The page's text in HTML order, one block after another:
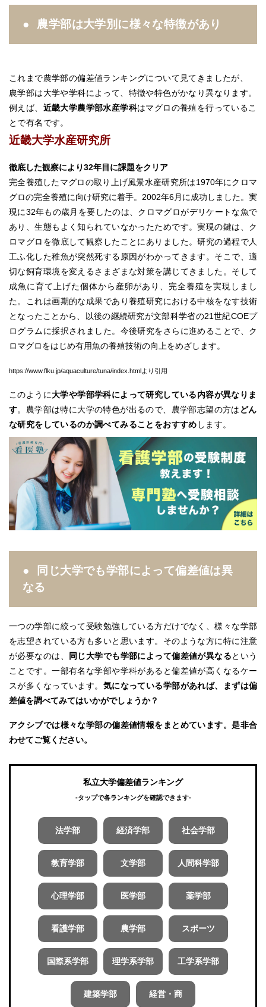
農学部は大学別に様々な特徴があり
これまで農学部の偏差値ランキングについて見てきましたが、
農学部は大学や学科によって、特徴や特色がかなり異なります。
例えば、 近畿大学農学部水産学科はマグロの養殖を行っているこ
とで有名です。
近畿大学水産研究所
徹底した観察により32年目に課題をクリア
完全養殖したマグロの取り上げ風景水産研究所は1970年にクロマ
グロの完全養殖に向け研究に着手。2002年6月に成功しました。実
現に32年もの歳月を要したのは、クロマグロがデリケートな魚で
あり、生態もよく知られていなかったためです。実現の鍵は、ク
ロマグロを徹底して観察したことにありました。研究の過程で人
工ふ化した稚魚が突然死する原因がわかってきます。そこで、適
切な飼育環境を変えるさまざまな対策を講じてきました。そして
成魚に育て上げた個体から産卵があり、完全養殖を実現しまし
た。これは画期的な成果であり養殖研究における中核をなす技術
となったことから、以後の継続研究が文部科学省の21世紀COEプ
ログラムに採択されました。今後研究をさらに進めることで、ク
ロマグロをはじめ有用魚の養殖技術の向上をめざします。
https://www.flku.jp/aquaculture/tuna/index.htmlより引用
このように大学や学部学科によって研究している内容が異なりま
す。農学部は特に大学の特色が出るので、農学部志望の方は どん
な研究をしているのか調べてみることをおすすめ します。
同じ大学でも学部によって偏差値は異
なる
一つの学部に絞って受験勉強している方だけでなく、様々な学部
を志望されている方も多いと思います。そのような方に特に注意
が必要なのは、
同じ大学でも学部によって偏差値が異なるという
ことです。一部有名な学部や学科があると偏差値が高くなるケー
スが多くなっています。 気になっている学部があれば、まずは偏
差値を調べてみてはいかがでしょうか？
アクシブでは様々な学部の偏差値情報をまとめています。是非合
わせてご覧ください。
私立大学偏差値ランキング
-タップで各ランキングを確認できます-
法学部 経済学部 社会学部
教育学部 文学部 人間科学部
心理学部 医学部 薬学部
看護学部 農学部 スポーツ
国際系学部 理学系学部 工学系学部
建築学部 経営・商